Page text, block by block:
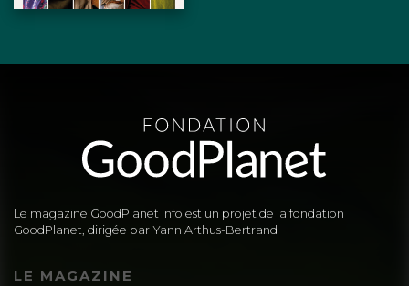
Le magazine GoodPlanet Info est un projet de la fondation
GoodPlanet, dirigée par Yann Arthus-Bertrand
LE MAGAZINE